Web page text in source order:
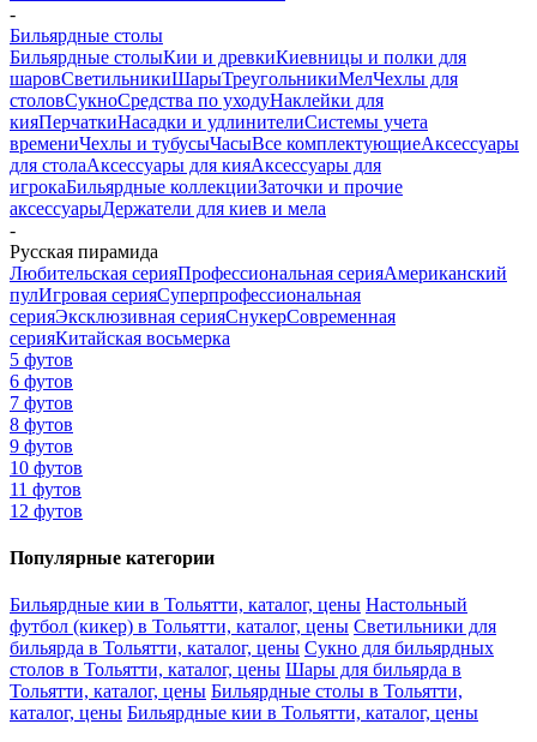
-
Бильярдные столы
Бильярдные столыКии и древкиКиевницы и полки для
шаровСветильникиШарыТреугольникиМелЧехлы для
столовСукноСредства по уходуНаклейки для
кияПерчаткиНасадки и удлинителиСистемы учета
времениЧехлы и тубусыЧасыВсе комплектующиеАксессуары
для столаАксессуары для кияАксессуары для
игрокаБильярдные коллекцииЗаточки и прочие
аксессуарыДержатели для киев и мела
-
Русская пирамида
Любительская серияПрофессиональная серияАмериканский
пулИгровая серияСуперпрофессиональная
серияЭксклюзивная серияСнукерСовременная
серияКитайская восьмерка
5 футов
6 футов
7 футов
8 футов
9 футов
10 футов
11 футов
12 футов
Популярные категории
Бильярдные кии в Тольятти, каталог, цены Настольный
футбол (кикер) в Тольятти, каталог, цены Светильники для
бильярда в Тольятти, каталог, цены Сукно для бильярдных
столов в Тольятти, каталог, цены Шары для бильярда в
Тольятти, каталог, цены Бильярдные столы в Тольятти,
каталог, цены Бильярдные кии в Тольятти, каталог, цены